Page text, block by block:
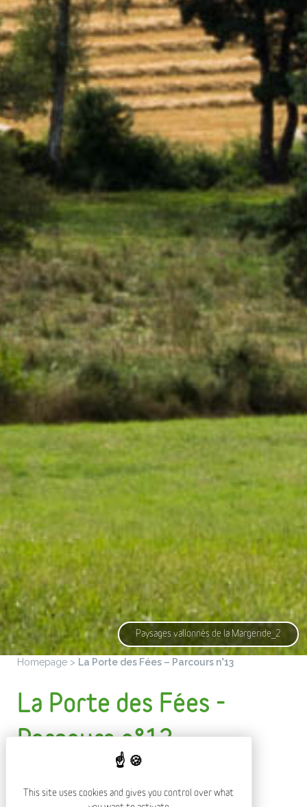
Paysages vallonnés de la Margeride_2
Homepage > La Porte des Fées – Parcours n°13
La Porte des Fées -
Parcours n°13
PRESENTATION
This site uses cookies and gives you control over what